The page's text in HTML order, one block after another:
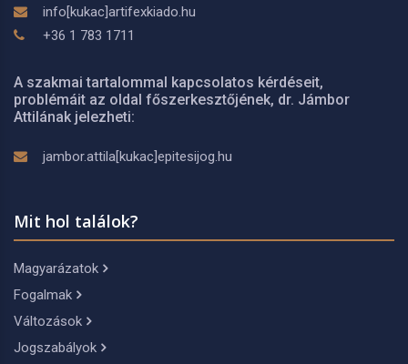
info[kukac]artifexkiado.hu
+36 1 783 1711
A szakmai tartalommal kapcsolatos kérdéseit,
problémáit az oldal főszerkesztőjének, dr. Jámbor
Attilának jelezheti:
jambor.attila[kukac]epitesijog.hu
Mit hol találok?
Magyarázatok
Fogalmak
Változások
Jogszabályok